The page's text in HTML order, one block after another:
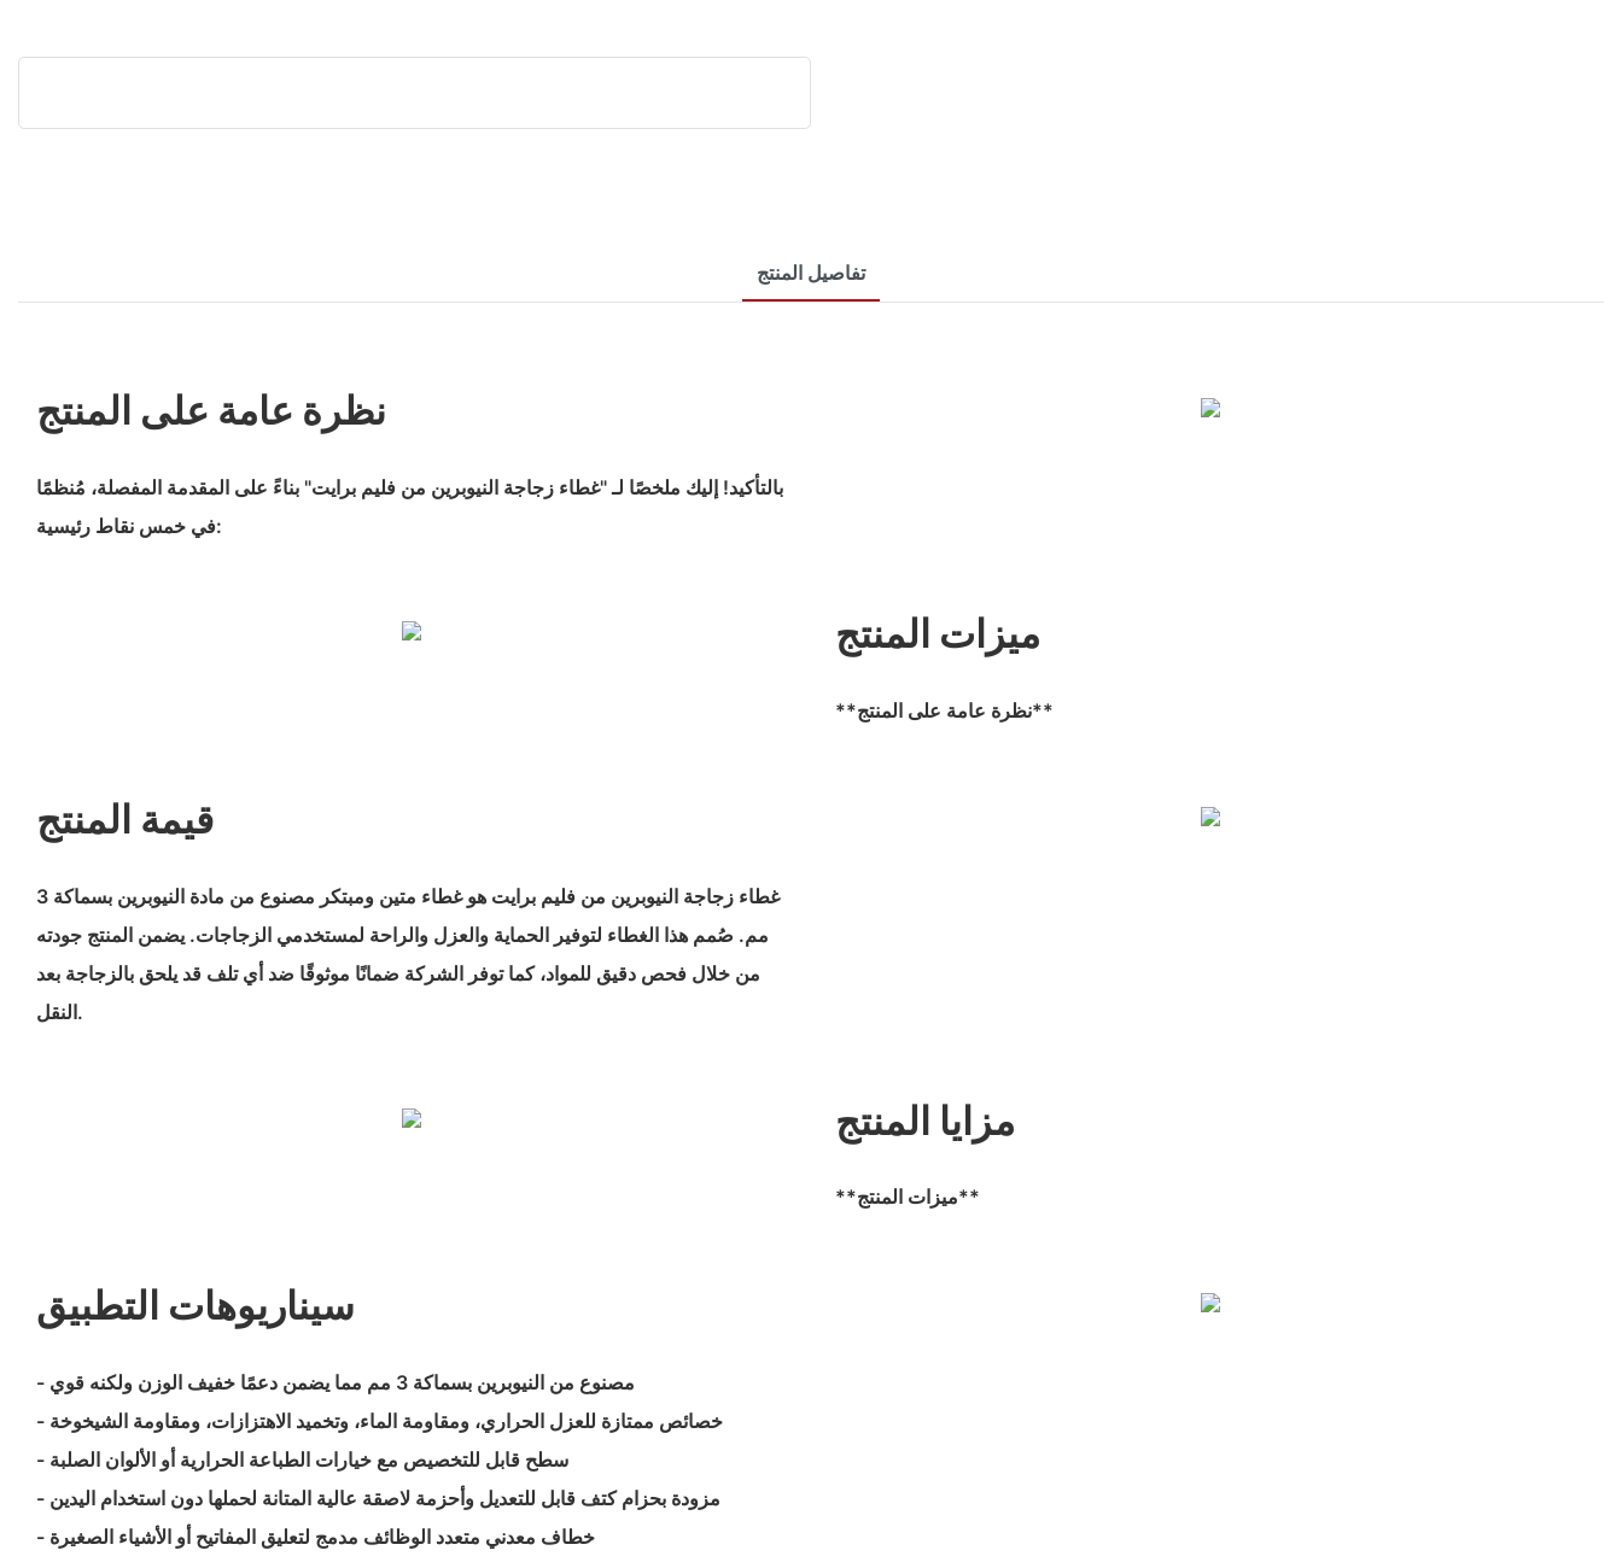
تفاصيل المنتج
نظرة عامة على المنتج
بالتأكيد! إليك ملخصًا لـ "غطاء زجاجة النيوبرين من فليم برايت" بناءً على المقدمة المفصلة، ​​مُنظمًا
في خمس نقاط رئيسية:
ميزات المنتج
**نظرة عامة على المنتج**
قيمة المنتج
غطاء زجاجة النيوبرين من فليم برايت هو غطاء متين ومبتكر مصنوع من مادة النيوبرين بسماكة 3
مم. صُمم هذا الغطاء لتوفير الحماية والعزل والراحة لمستخدمي الزجاجات. يضمن المنتج جودته
من خلال فحص دقيق للمواد، كما توفر الشركة ضمانًا موثوقًا ضد أي تلف قد يلحق بالزجاجة بعد
النقل.
مزايا المنتج
**ميزات المنتج**
سيناريوهات التطبيق
- مصنوع من النيوبرين بسماكة 3 مم مما يضمن دعمًا خفيف الوزن ولكنه قوي
- خصائص ممتازة للعزل الحراري، ومقاومة الماء، وتخميد الاهتزازات، ومقاومة الشيخوخة
- سطح قابل للتخصيص مع خيارات الطباعة الحرارية أو الألوان الصلبة
- مزودة بحزام كتف قابل للتعديل وأحزمة لاصقة عالية المتانة لحملها دون استخدام اليدين
- خطاف معدني متعدد الوظائف مدمج لتعليق المفاتيح أو الأشياء الصغيرة